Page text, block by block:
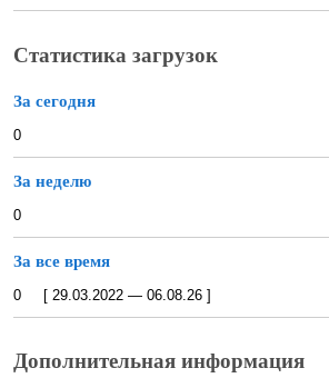
Статистика загрузок
За сегодня
0
За неделю
0
За все время
0 [ 29.03.2022 — 06.08.26 ]
Дополнительная информация